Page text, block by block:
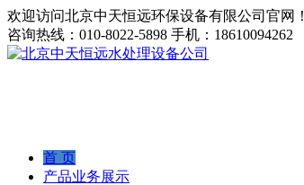
欢迎访问北京中天恒远环保设备有限公司官网！
咨询热线： 010-8022-5898 手机： 18610094262
首 页
产品业务展示